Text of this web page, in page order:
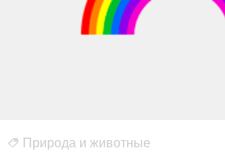
Природа и животные